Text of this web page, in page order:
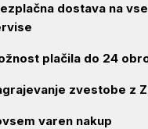
dostava na
plačila do 24
zvestobe z
varen nakup